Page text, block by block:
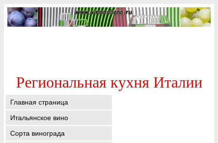
Региональная кухня Италии
Главная страница
Итальянское вино
Сорта винограда